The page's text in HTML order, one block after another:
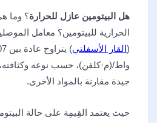
هل البيتومين عازل للحرارة؟ وما
الحرارية للبيتومين؟ معامل
( القار الأسفلتي
واط/(م·كلفن)، حسب نوعه
جيدة مقارنة بالمواد الأخرى.
حيث يعتمد القِيمِة على حالة